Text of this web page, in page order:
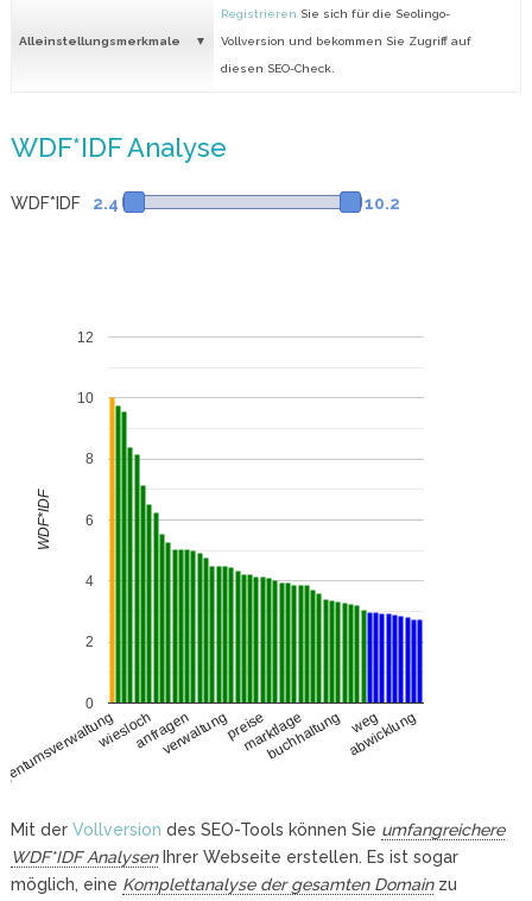
Alleinstellungsmerkmale
Registrieren Sie sich für die Seolingo-
Vollversion und bekommen Sie Zugriff auf
diesen SEO-Check.
WDF*IDF Analyse
WDF*IDF 2.4 10.2
wieslochanfragen
verwaltungpreise
marktlage
buchhaltung weg
abwicklung
0
2
4
6
8
10
12
WDF*IDF
Mit der Vollversion des SEO-Tools können Sie umfangreichere
WDF*IDF AnalysenIhrer Webseite erstellen. Es ist sogar
möglich, eine Komplettanalyse der gesamten Domainzu